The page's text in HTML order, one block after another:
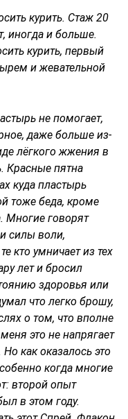
курить. Стаж 20
иногда и больше.
курить, первый
и жевательной
не помогает,
даже больше из-
лёгкого жжения в
Красные пятна
куда пластырь
тоже беда, кроме
Многие говорят
силы воли,
кто умничает из тех
лет и бросил
здоровья или
что легко брошу,
о том, что вполне
это не напрягает
как оказалось это
когда многие
второй опыт
в этом году.